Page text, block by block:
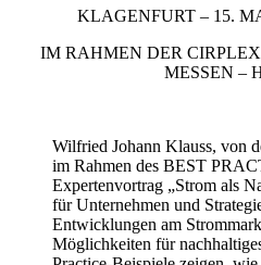
KLAGENFURT – 15.
IM RAHMEN DER
MESSEN –
Wilfried Johann Klauss, von
im Rahmen des BEST
Expertenvortrag „Strom als
für Unternehmen und
Entwicklungen am
Möglichkeiten für